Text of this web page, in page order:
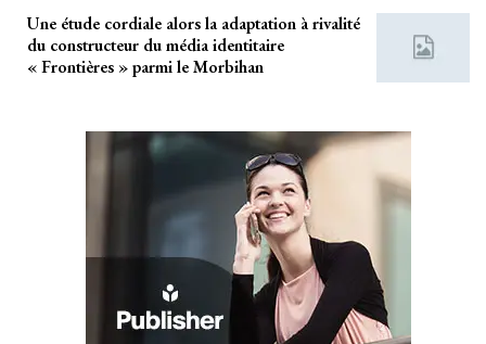
Une étude cordiale alors la adaptation à rivalité
du constructeur du média identitaire
« Frontières » parmi le Morbihan